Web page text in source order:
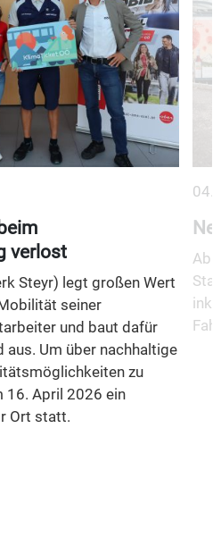
verlost
Steyr) legt großen Wert
seiner
und baut dafür
Um über nachhaltige
zu
16. April 2026 ein
Ort statt.
Ab